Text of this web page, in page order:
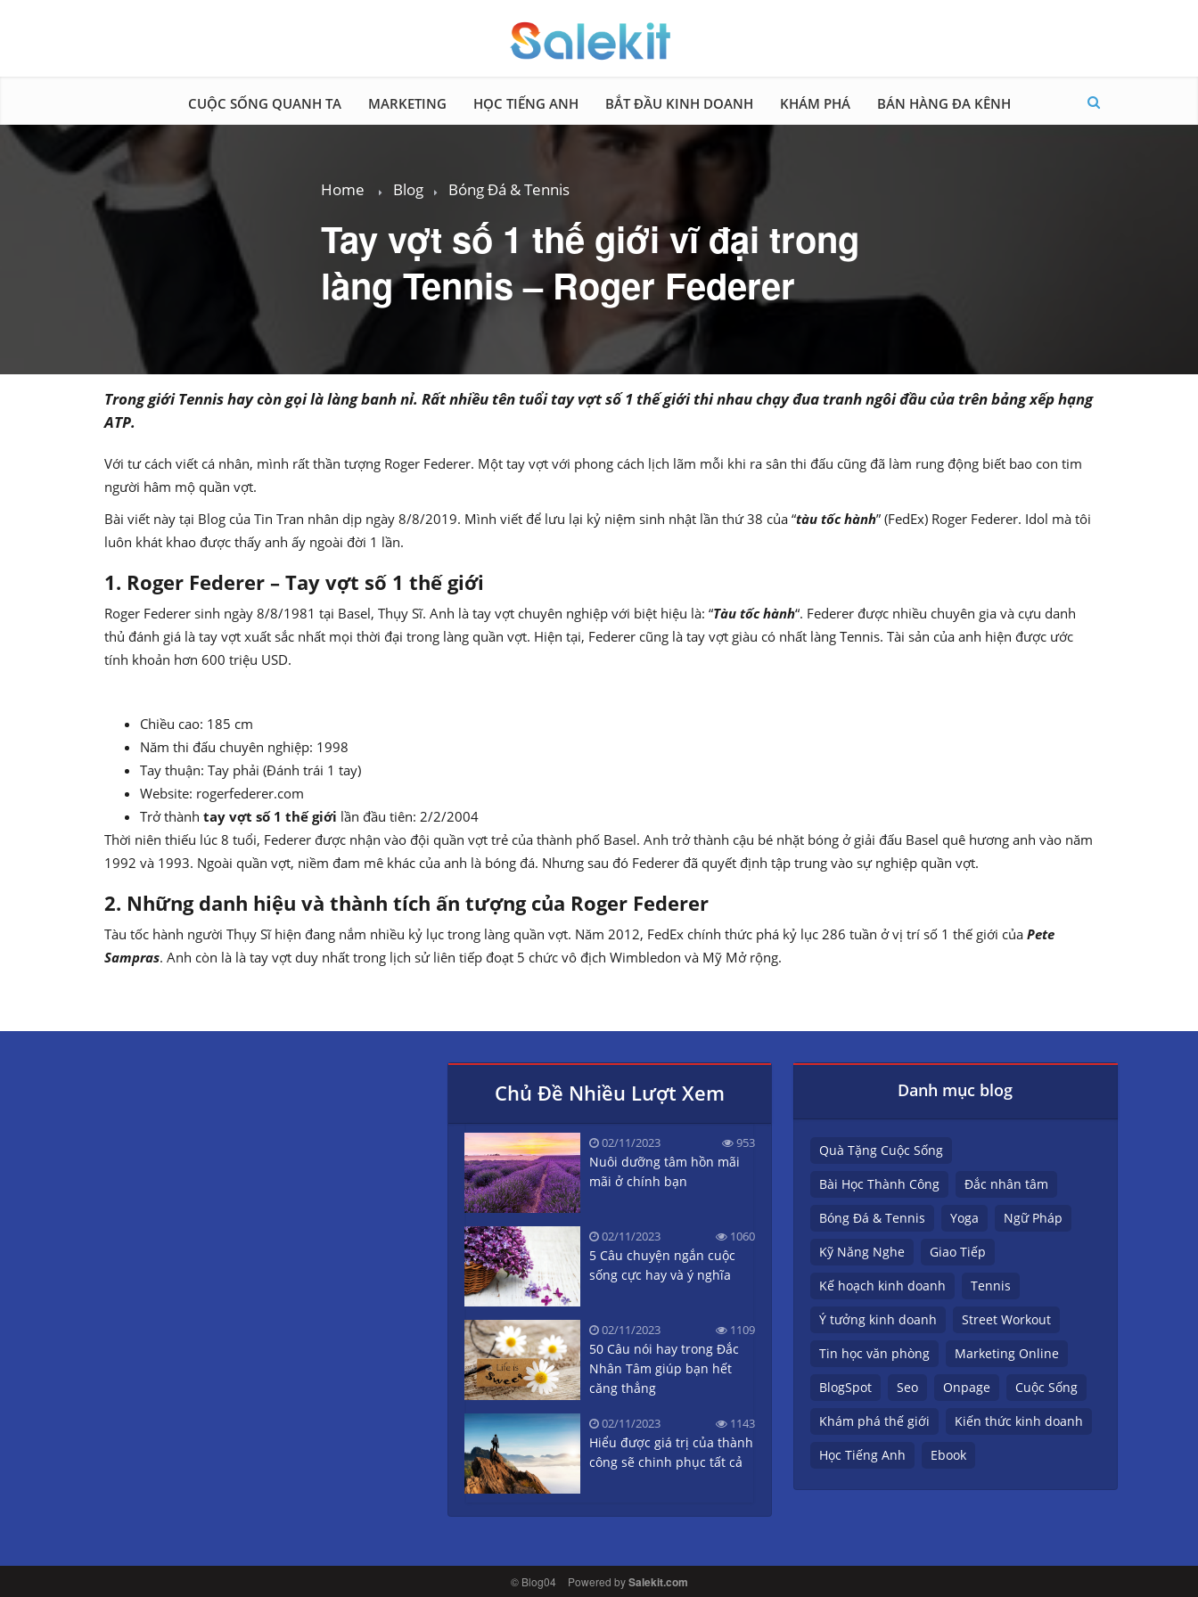
CUỘC SỐNG QUANH TA MARKETING HỌC TIẾNG ANH BẮT ĐẦU KINH DOANH KHÁM PHÁ BÁN HÀNG ĐA KÊNH
Home Blog Bóng Đá & Tennis
Tay vợt số 1 thế giới vĩ đại trong
làng Tennis – Roger Federer
Trong giới Tennis hay còn gọi là làng banh nỉ. Rất nhiều tên tuổi tay vợt số 1 thế giới thi nhau chạy đua tranh ngôi đầu của trên bảng xếp hạng
ATP.
Với tư cách viết cá nhân, mình rất thần tượng Roger Federer. Một tay vợt với phong cách lịch lãm mỗi khi ra sân thi đấu cũng đã làm rung động biết bao con tim
người hâm mộ quần vợt.
Bài viết này tại Blog của Tin Tran nhân dịp ngày 8/8/2019. Mình viết để lưu lại kỷ niệm sinh nhật lần thứ 38 của “tàu tốc hành” (FedEx) Roger Federer. Idol mà tôi
luôn khát khao được thấy anh ấy ngoài đời 1 lần.
1. Roger Federer – Tay vợt số 1 thế giới
Roger Federer sinh ngày 8/8/1981 tại Basel, Thụy Sĩ. Anh là tay vợt chuyên nghiệp với biệt hiệu là: “Tàu tốc hành“. Federer được nhiều chuyên gia và cựu danh
thủ đánh giá là tay vợt xuất sắc nhất mọi thời đại trong làng quần vợt. Hiện tại, Federer cũng là tay vợt giàu có nhất làng Tennis. Tài sản của anh hiện được ước
tính khoản hơn 600 triệu USD.
Chiều cao: 185 cm
Năm thi đấu chuyên nghiệp: 1998
Tay thuận: Tay phải (Đánh trái 1 tay)
Website: rogerfederer.com
Trở thành tay vợt số 1 thế giới lần đầu tiên: 2/2/2004
Thời niên thiếu lúc 8 tuổi, Federer được nhận vào đội quần vợt trẻ của thành phố Basel. Anh trở thành cậu bé nhặt bóng ở giải đấu Basel quê hương anh vào năm
1992 và 1993. Ngoài quần vợt, niềm đam mê khác của anh là bóng đá. Nhưng sau đó Federer đã quyết định tập trung vào sự nghiệp quần vợt.
2. Những danh hiệu và thành tích ấn tượng của Roger Federer
Tàu tốc hành người Thụy Sĩ hiện đang nắm nhiều kỷ lục trong làng quần vợt. Năm 2012, FedEx chính thức phá kỷ lục 286 tuần ở vị trí số 1 thế giới của Pete
Sampras. Anh còn là là tay vợt duy nhất trong lịch sử liên tiếp đoạt 5 chức vô địch Wimbledon và Mỹ Mở rộng.
Chủ Đề Nhiều Lượt Xem
02/11/2023 953
Nuôi dưỡng tâm hồn mãi
mãi ở chính bạn
02/11/2023 1060
5 Câu chuyện ngắn cuộc
sống cực hay và ý nghĩa
02/11/2023 1109
50 Câu nói hay trong Đắc
Nhân Tâm giúp bạn hết
căng thẳng
02/11/2023 1143
Hiểu được giá trị của thành
công sẽ chinh phục tất cả
Danh mục blog
Quà Tặng Cuộc Sống
Bài Học Thành Công
Đắc nhân tâm
Bóng Đá & Tennis
Yoga
Ngữ Pháp
Kỹ Năng Nghe
Giao Tiếp
Kế hoạch kinh doanh
Tennis
Ý tưởng kinh doanh
Street Workout
Tin học văn phòng
Marketing Online
BlogSpot
Seo Onpage
Cuộc Sống
Khám phá thế giới
Kiến thức kinh doanh
Học Tiếng Anh
Ebook
© Blog04 Powered bySalekit.com